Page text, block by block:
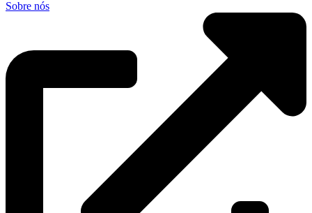
Sobre nós